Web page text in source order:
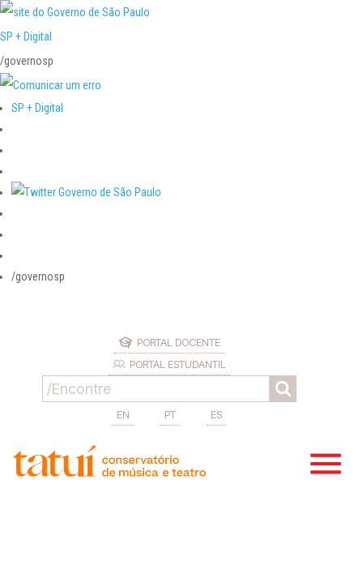
SP + Digital
/governosp
SP + Digital
/governosp
PORTAL DOCENTE
PORTAL ESTUDANTIL
EN PT ES